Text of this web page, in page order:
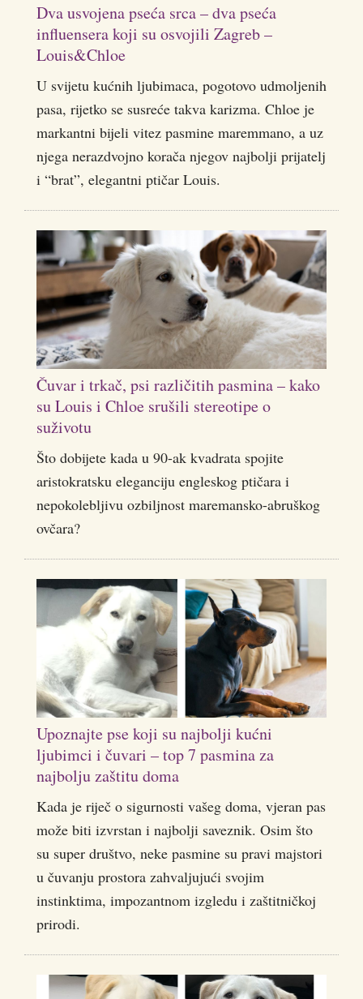
Dva usvojena pseća srca – dva pseća
influensera koji su osvojili Zagreb –
Louis&Chloe
U svijetu kućnih ljubimaca, pogotovo udmoljenih
pasa, rijetko se susreće takva karizma. Chloe je
markantni bijeli vitez pasmine maremmano, a uz
njega nerazdvojno korača njegov najbolji prijatelj
i “brat”, elegantni ptičar Louis.
Čuvar i trkač, psi različitih pasmina – kako
su Louis i Chloe srušili stereotipe o
suživotu
Što dobijete kada u 90-ak kvadrata spojite
aristokratsku eleganciju engleskog ptičara i
nepokolebljivu ozbiljnost maremansko-abruškog
ovčara?
Upoznajte pse koji su najbolji kućni
ljubimci i čuvari – top 7 pasmina za
najbolju zaštitu doma
Kada je riječ o sigurnosti vašeg doma, vjeran pas
može biti izvrstan i najbolji saveznik. Osim što
su super društvo, neke pasmine su pravi majstori
u čuvanju prostora zahvaljujući svojim
instinktima, impozantnom izgledu i zaštitničkoj
prirodi.